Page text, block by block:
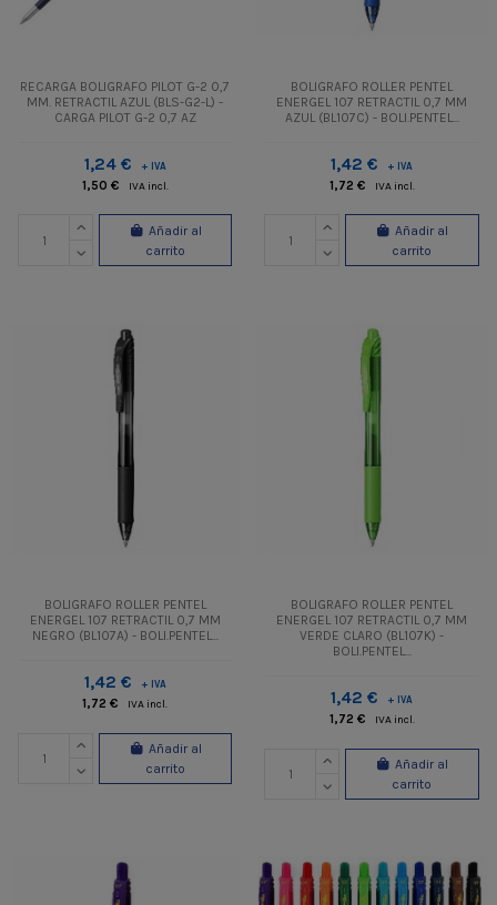
RECARGA BOLIGRAFO PILOT G-2 0,7
MM. RETRACTIL AZUL (BLS-G2-L) -
CARGA PILOT G-2 0,7 AZ
1,24 € + IVA
1,50 € IVA incl.
Añadir al
carrito
BOLIGRAFO ROLLER PENTEL
ENERGEL 107 RETRACTIL 0,7 MM
AZUL (BL107C) - BOLI.PENTEL...
1,42 € + IVA
1,72 € IVA incl.
Añadir al
carrito
BOLIGRAFO ROLLER PENTEL
ENERGEL 107 RETRACTIL 0,7 MM
NEGRO (BL107A) - BOLI.PENTEL...
1,42 € + IVA
1,72 € IVA incl.
Añadir al
carrito
BOLIGRAFO ROLLER PENTEL
ENERGEL 107 RETRACTIL 0,7 MM
VERDE CLARO (BL107K) -
BOLI.PENTEL...
1,42 € + IVA
1,72 € IVA incl.
Añadir al
carrito